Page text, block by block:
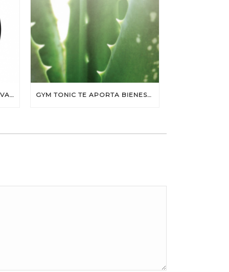
LLÉNATE DE ENERGÍA POSITIVA CON SONTRESS GYM TONIC TE APORTA BIENESTAR Y CONFORT CON SUS PRENDAS CON ALOE VERA